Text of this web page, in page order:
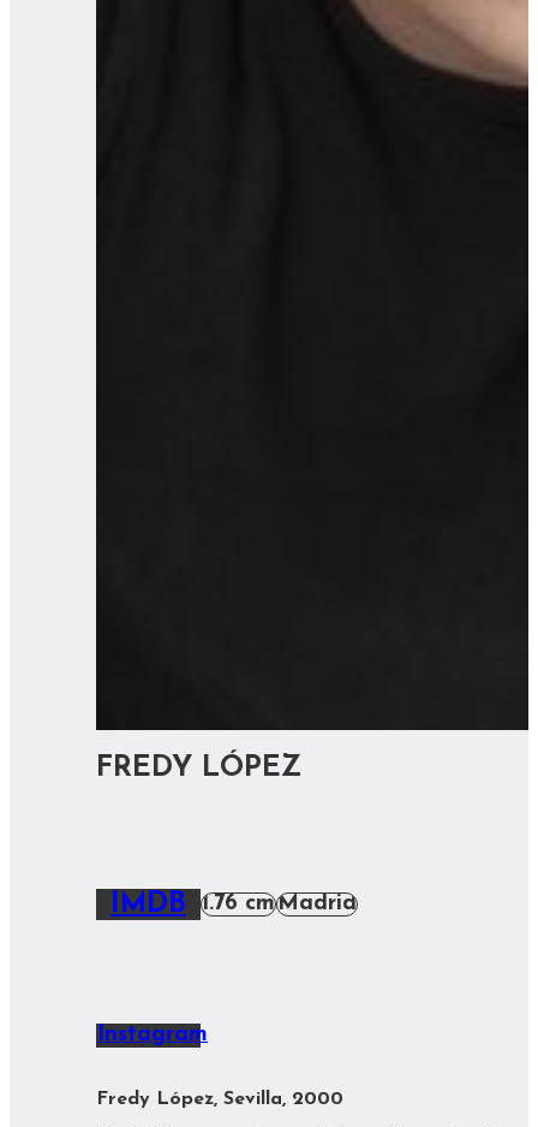
FREDY LÓPEZ
Instagram
IMDB 1.76 cmMadrid
Fredy López, Sevilla, 2000